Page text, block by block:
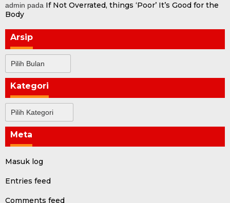
admin pada If Not Overrated, things ‘Poor’ It’s Good for the
Body
Arsip
Kategori
Meta
Masuk log
Entries feed
Comments feed